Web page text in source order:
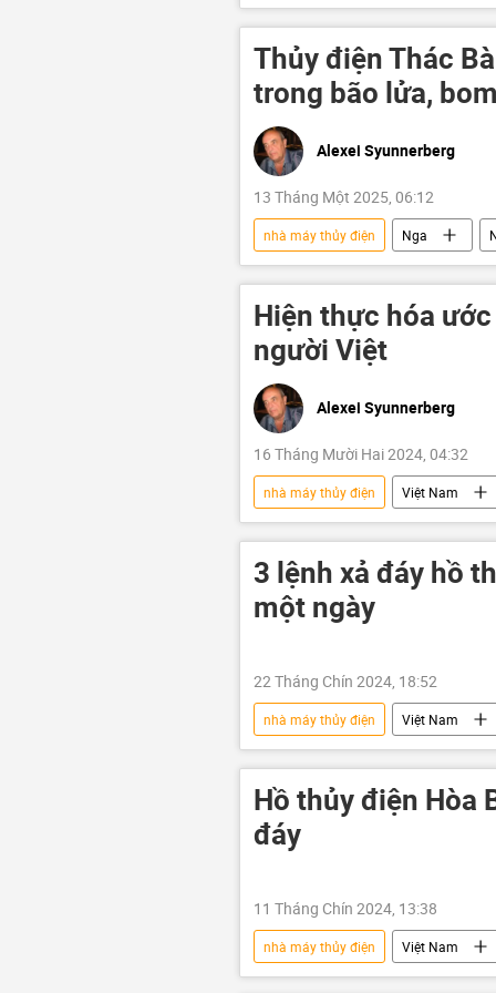
Hồ Chí Minh
Hòa Bình
Việt Nam
năng lượng
Thủy điện Thác
trong bão lửa,
Alexei Syunnerberg
13 Tháng Một 2025, 06:12
nhà máy thủy điện Nga
Liên Xô
thủy điện
Quan điểm-Ý kiến
Đỗ Mười
Hiện thực hóa
người Việt
Alexei Syunnerberg
16 Tháng Mười Hai 2024, 04:32
nhà máy thủy điện Việt Nam
Hòa Bình
nhà máy thủy điện
Quan điểm-Ý kiến
Tác giả
3 lệnh xả đáy hồ
một ngày
22 Tháng Chín 2024, 18:52
nhà máy thủy điện Việt Nam
Kinh tế
Hồ thủy điện Hòa
đáy
11 Tháng Chín 2024, 13:38
nhà máy thủy điện Việt Nam
Mưa bão, lũ lụt lịch sử, thiên tai kinh